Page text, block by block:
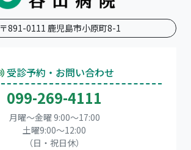
〒891-0111 鹿児島市小原町8-1
受診予約・お問い合わせ
099-269-4111
月曜～金曜 9:00～17:00
土曜9:00〜12:00
（日・祝日休）